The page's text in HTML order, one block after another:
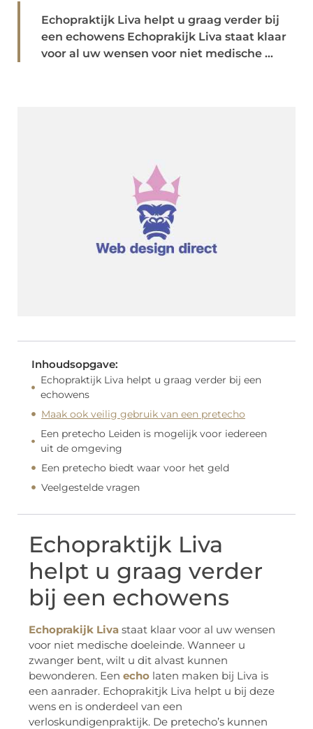
Echopraktijk Liva helpt u graag verder bij
een echowens Echoprakijk Liva staat klaar
voor al uw wensen voor niet medische ...
Inhoudsopgave:
Echopraktijk Liva helpt u graag verder bij een
echowens
Maak ook veilig gebruik van een pretecho
Een pretecho Leiden is mogelijk voor iedereen
uit de omgeving
Een pretecho biedt waar voor het geld
Veelgestelde vragen
Echopraktijk Liva
helpt u graag verder
bij een echowens
Echoprakijk Liva staat klaar voor al uw wensen
voor niet medische doeleinde. Wanneer u
zwanger bent, wilt u dit alvast kunnen
bewonderen. Een echo laten maken bij Liva is
een aanrader. Echoprakitjk Liva helpt u bij deze
wens en is onderdeel van een
verloskundigenpraktijk. De pretecho’s kunnen